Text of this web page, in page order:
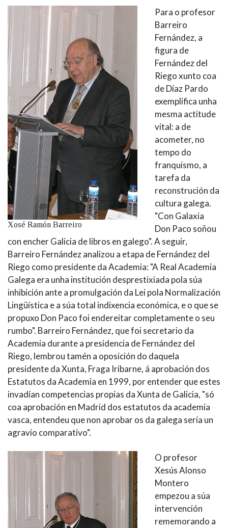
Xosé Ramón Barreiro
Para o profesor
Barreiro
Fernández, a
figura de
Fernández del
Riego xunto coa
de Díaz Pardo
exemplifica unha
mesma actitude
vital: a de
acometer, no
tempo do
franquismo, a
tarefa da
reconstrución da
cultura galega.
"Con Galaxia
Don Paco soñou
con encher Galicia de libros en galego". A seguir,
Barreiro Fernández analizou a etapa de Fernández del
Riego como presidente da Academia: "A Real Academia
Galega era unha institución desprestixiada pola súa
inhibición ante a promulgación da Lei pola Normalización
Lingüística e a súa total indixencia económica, e o que se
propuxo Don Paco foi endereitar completamente o seu
rumbo". Barreiro Fernández, que foi secretario da
Academia durante a presidencia de Fernández del
Riego, lembrou tamén a oposición do daquela
presidente da Xunta, Fraga Iribarne, á aprobación dos
Estatutos da Academia en 1999, por entender que estes
invadían competencias propias da Xunta de Galicia, "só
coa aprobación en Madrid dos estatutos da academia
vasca, entendeu que non aprobar os da galega sería un
agravio comparativo".
O profesor
Xesús Alonso
Montero
empezou a súa
intervención
rememorando a